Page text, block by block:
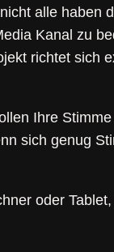
alle haben
Kanal zu
richtet sich
Ihre
sich genug
oder